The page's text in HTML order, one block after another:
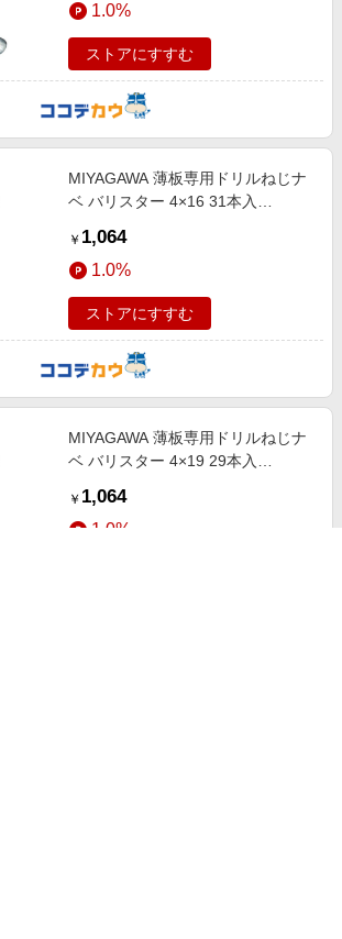
1.0%
ストアにすすむ
MIYAGAWA 薄板専用ドリルねじナ
ベ バリスター 4×16 31本入
￥ 1,064
1.0%
ストアにすすむ
MIYAGAWA 薄板専用ドリルねじナ
ベ バリスター 4×19 29本入
￥ 1,064
1.0%